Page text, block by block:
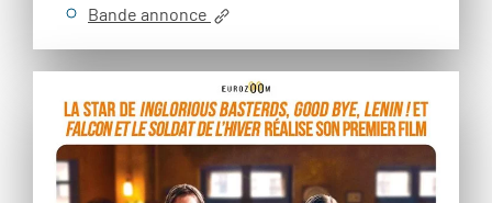
Bande annonce